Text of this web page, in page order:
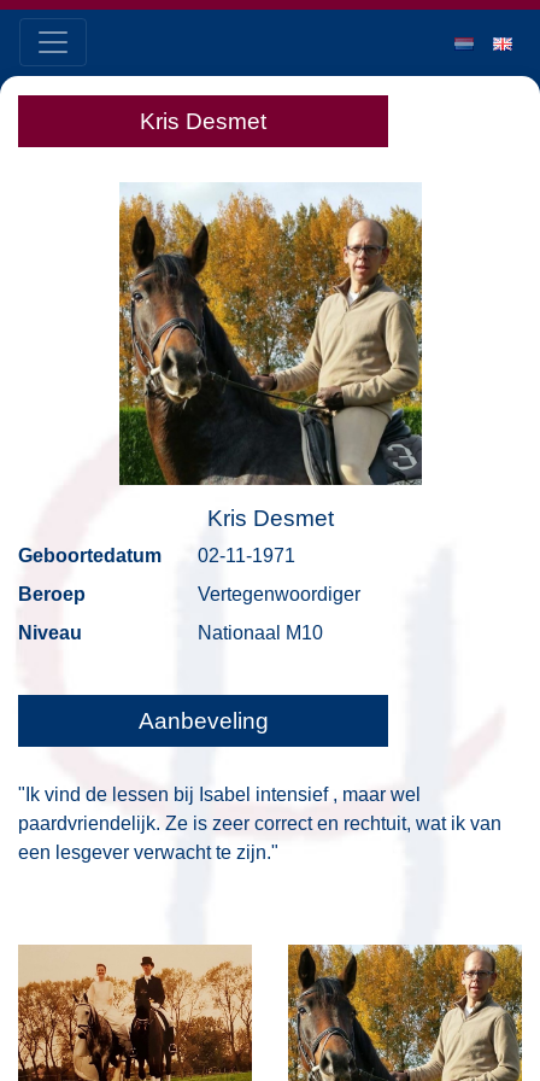
Kris Desmet
Kris Desmet
Geboortedatum
02-11-1971
Beroep
Vertegenwoordiger
Niveau
Nationaal M10
Aanbeveling
"Ik vind de lessen bij Isabel intensief , maar wel
paardvriendelijk. Ze is zeer correct en rechtuit, wat ik van
een lesgever verwacht te zijn."